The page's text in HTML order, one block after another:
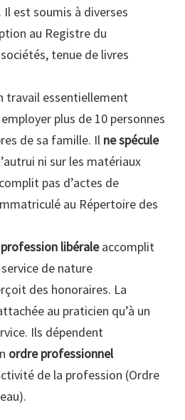
Il est soumis à diverses
au Registre du
tenue de livres
travail essentiellement
plus de 10 personnes
de sa famille. Il ne spécule
ni sur les matériaux
pas d’actes de
au Répertoire des
libéraleaccomplit
de nature
des honoraires. La
au praticien qu’à un
Ils dépendent
ordre professionnel
de la profession (Ordre